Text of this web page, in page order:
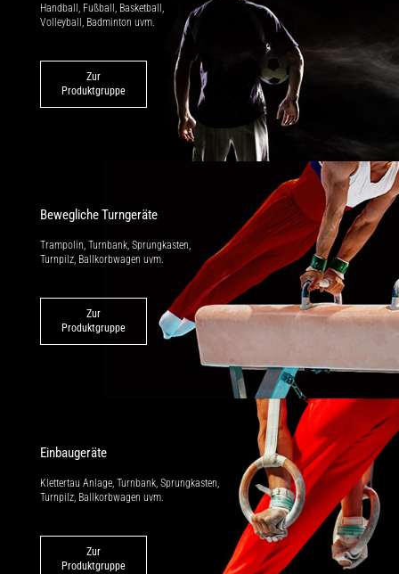
Handball, Fußball, Basketball,
Volleyball, Badminton uvm.
Zur
Produktgruppe
Bewegliche Turngeräte
Trampolin, Turnbank, Sprungkasten,
Turnpilz, Ballkorbwagen uvm.
Zur
Produktgruppe
Einbaugeräte
Klettertau Anlage, Turnbank, Sprung­kasten,
Turnpilz, Ballkorbwagen uvm.
Zur
Produktgruppe